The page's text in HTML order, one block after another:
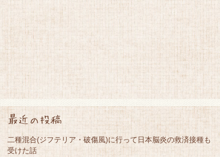
最近の投稿
二種混合(ジフテリア・破傷風)に行って日本脳炎の救済接種も
受けた話